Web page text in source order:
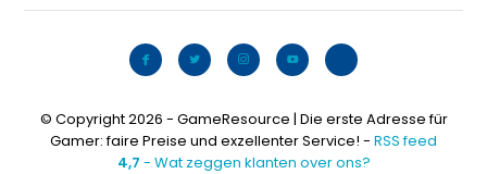
© Copyright 2026 - GameResource | Die erste Adresse für
Gamer: faire Preise und exzellenter Service! - RSS feed
4,7 - Wat zeggen klanten over ons?